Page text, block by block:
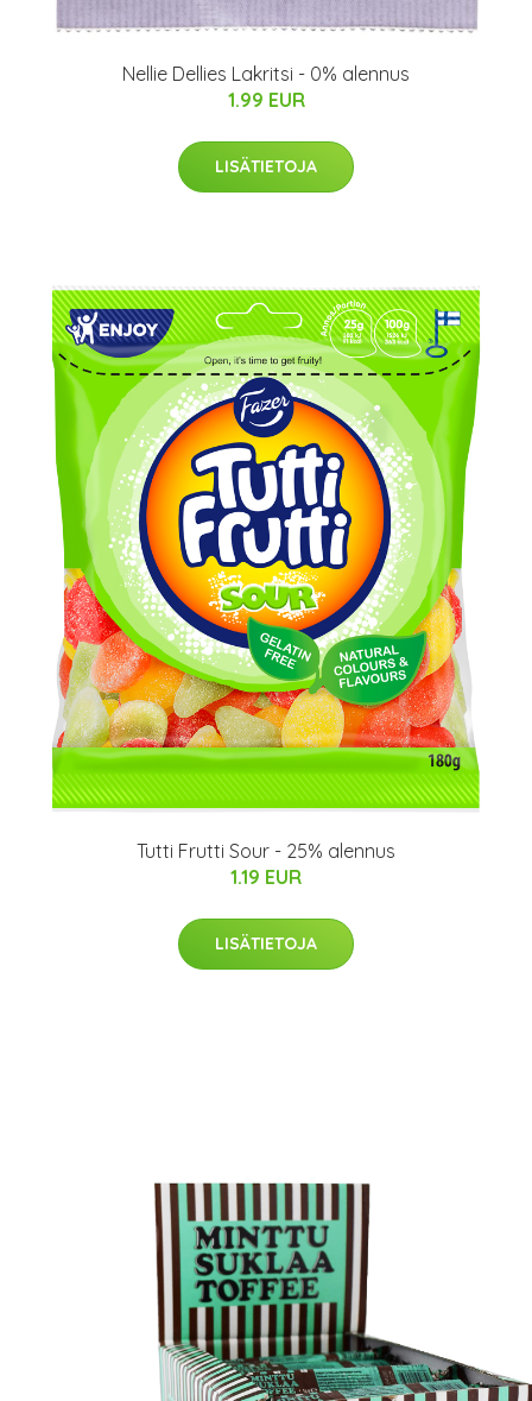
Nellie Dellies Lakritsi - 0% alennus
1.99 EUR
LISÄTIETOJA
Tutti Frutti Sour - 25% alennus
1.19 EUR
LISÄTIETOJA